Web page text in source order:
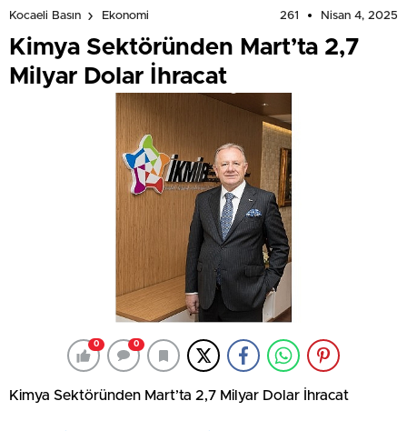
Kocaeli Basın Ekonomi 261 Nisan 4, 2025
Kimya Sektöründen Mart’ta 2,7
Milyar Dolar İhracat
0 0
Kimya Sektöründen Mart’ta 2,7 Milyar Dolar İhracat